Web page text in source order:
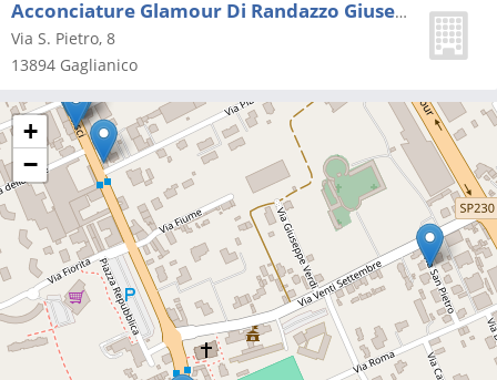
Acconciature Glamour Di Randazzo Giuseppina
Via S. Pietro, 8
13894 Gaglianico
+
−